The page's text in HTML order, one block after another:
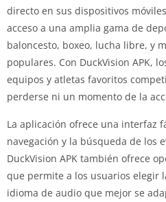
directo en sus dispositivos
acceso a una amplia gama de
baloncesto, boxeo, lucha libre, y
populares. Con DuckVision APK,
equipos y atletas favoritos
perderse ni un momento de la
La aplicación ofrece una interfaz
navegación y la búsqueda de los
DuckVision APK también ofrece
que permite a los usuarios elegir
idioma de audio que mejor se